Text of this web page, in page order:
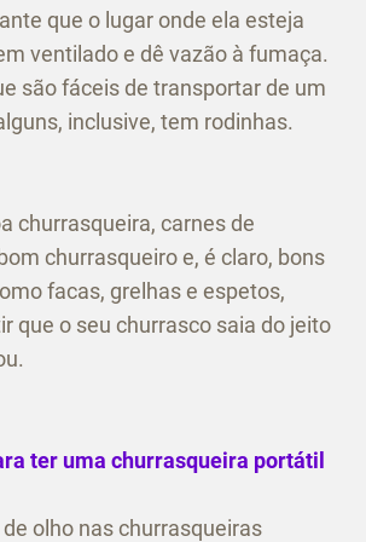
que o lugar onde ela esteja
ventilado e dê vazão à fumaça.
são fáceis de transportar de um
inclusive, tem rodinhas.
churrasqueira, carnes de
churrasqueiro e, é claro, bons
facas, grelhas e espetos,
que o seu churrasco saia do jeito
ter uma churrasqueira portátil
olho nas churrasqueiras